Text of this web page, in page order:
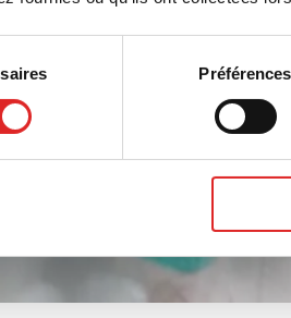
Préférences